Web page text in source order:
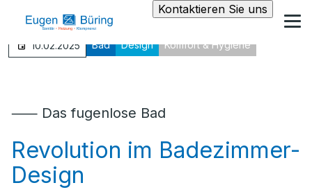
Kontaktieren Sie uns
10.02.2025 Bad Design Komfort & Hygiene
⸺ Das fugenlose Bad
Revolution im Badezimmer-
Design